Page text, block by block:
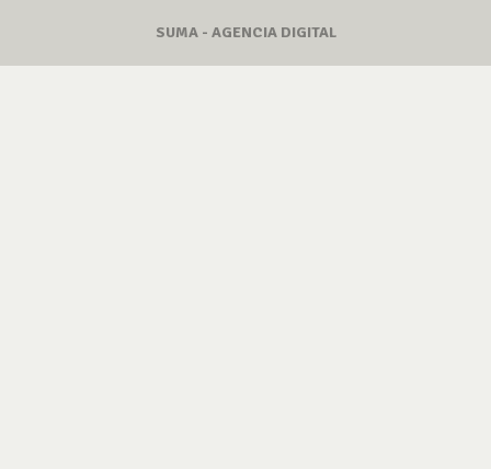
SUMA - AGENCIA DIGITAL